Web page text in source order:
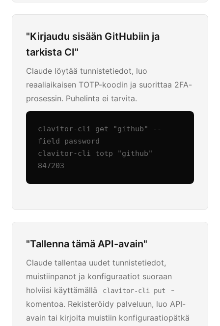
"Kirjaudu sisään GitHubiin ja
tarkista CI"
Claude löytää tunnistetiedot, luo
reaaliaikaisen TOTP-koodin ja suorittaa 2FA-
prosessin. Puhelinta ei tarvita.
clavitor-cli get "github" --
field password
clavitor-cli totp "github"
847203
"Tallenna tämä API-avain"
Claude tallentaa uudet tunnistetiedot,
muistiinpanot ja konfiguraatiot suoraan
holviisi käyttämällä
clavitor-cli put
-
komentoa. Rekisteröidy palveluun, luo API-
avain tai kirjoita muistiin konfiguraatiopätkä